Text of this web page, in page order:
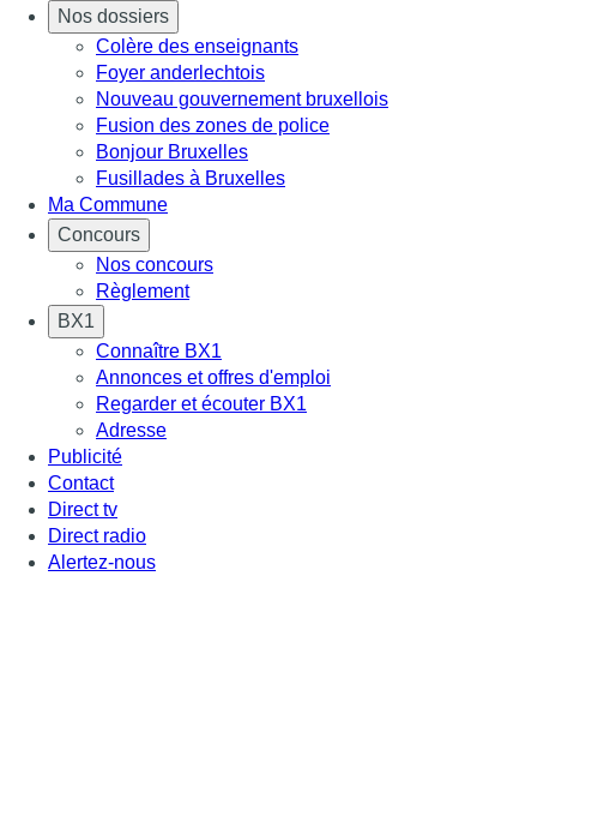
Nos dossiers
Colère des enseignants
Foyer anderlechtois
Nouveau gouvernement bruxellois
Fusion des zones de police
Bonjour Bruxelles
Fusillades à Bruxelles
Ma Commune
Concours
Nos concours
Règlement
BX1
Connaître BX1
Annonces et offres d'emploi
Regarder et écouter BX1
Adresse
Publicité
Contact
Direct tv
Direct radio
Alertez-nous